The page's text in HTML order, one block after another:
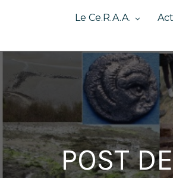
Le Ce.R.A.A.
POST